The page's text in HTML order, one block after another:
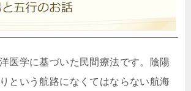
医学に基づいた民間療法です。陰陽
という航路になくてはならない航海